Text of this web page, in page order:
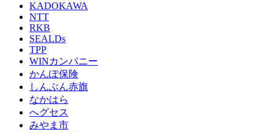
KADOKAWA
NTT
RKB
SEALDs
TPP
WINカンパニー
かんぽ保険
しんぶん赤旗
なかはら
へグセス
みやま市